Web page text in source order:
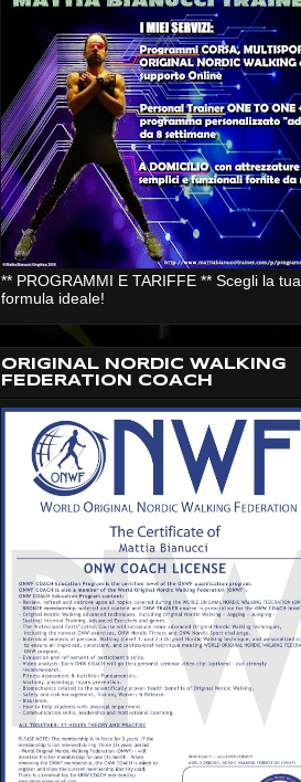
** PROGRAMMI E TARIFFE ** Scegli la tua
formula ideale!
ORIGINAL NORDIC WALKING
FEDERATION COACH